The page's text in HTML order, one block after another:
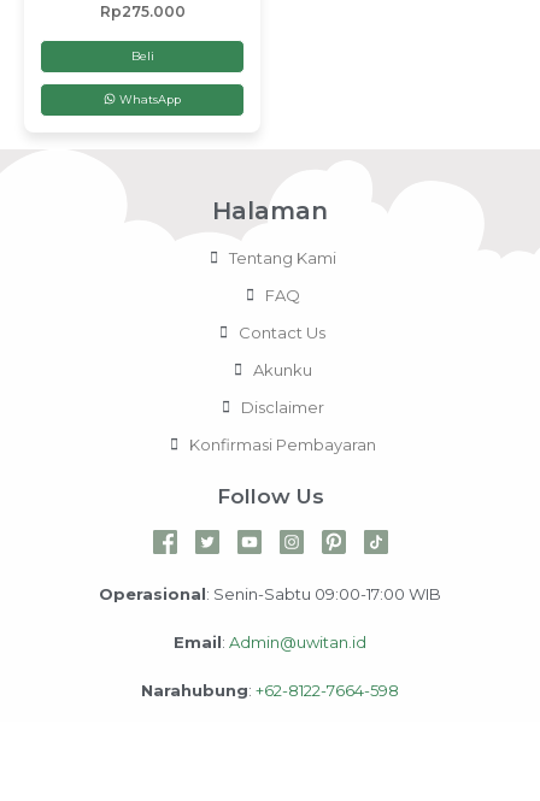
Rp275.000
Beli
WhatsApp
Halaman
Tentang Kami
FAQ
Contact Us
Akunku
Disclaimer
Konfirmasi Pembayaran
Follow Us
Operasional: Senin-Sabtu 09:00-17:00 WIB
Email: Admin@uwitan.id
Narahubung: +62-8122-7664-598